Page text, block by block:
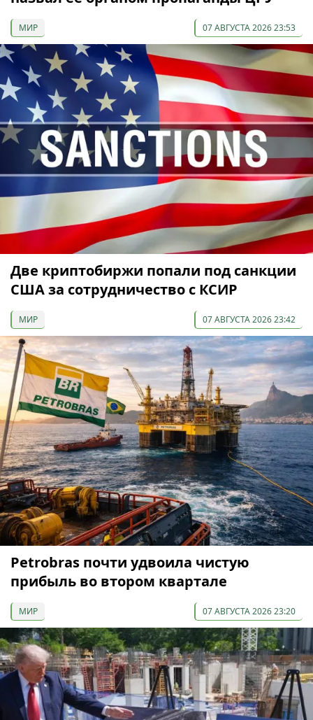
МИР 07 АВГУСТА 2026 23:53
Две криптобиржи попали под санкции
США за сотрудничество с КСИР
МИР 07 АВГУСТА 2026 23:42
Petrobras почти удвоила чистую
прибыль во втором квартале
МИР 07 АВГУСТА 2026 23:20